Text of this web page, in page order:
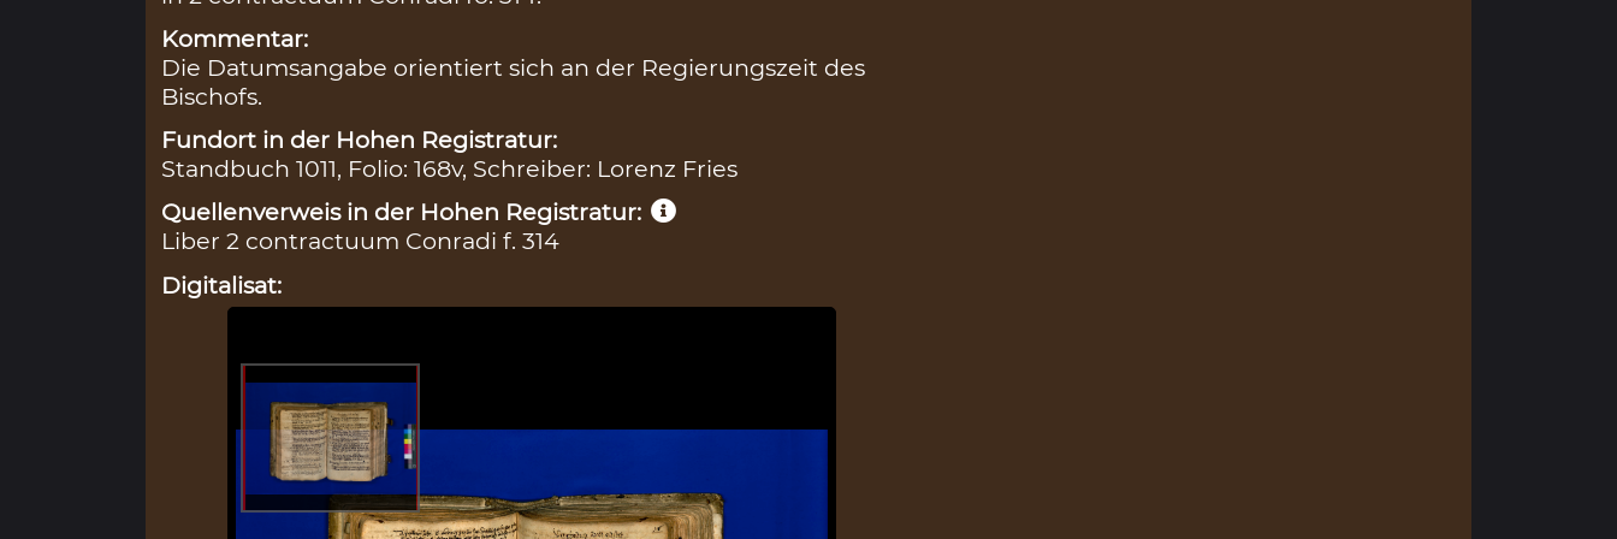
Kommentar:
Die Datumsangabe orientiert sich an der Regierungszeit des
Bischofs.
Fundort in der Hohen Registratur:
Standbuch 1011, Folio: 168v, Schreiber: Lorenz Fries
Quellenverweis in der Hohen Registratur:
Liber 2 contractuum Conradi f. 314
Digitalisat: